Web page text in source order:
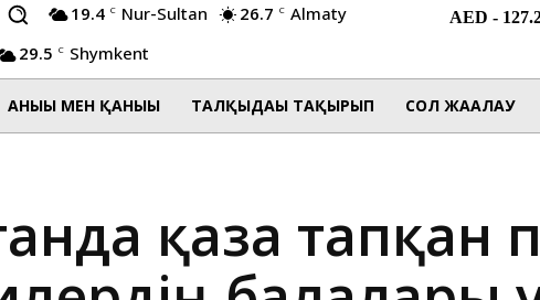
19.4 C Nur-Sultan 26.7 C Almaty
29.5 C Shymkent
АНЫҒЫ МЕН ҚАНЫҒЫ ТАЛҚЫДАҒЫ ТАҚЫРЫП СОЛ ЖАҒАЛАУ
қаза